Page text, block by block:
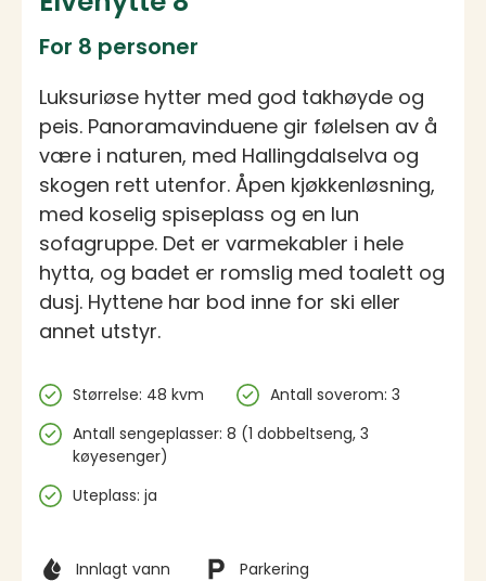
For 8 personer
Luksuriøse hytter med god takhøyde og
peis. Panoramavinduene gir følelsen av å
være i naturen, med Hallingdalselva og
skogen rett utenfor. Åpen kjøkkenløsning,
med koselig spiseplass og en lun
sofagruppe. Det er varmekabler i hele
hytta, og badet er romslig med toalett og
dusj. Hyttene har bod inne for ski eller
annet utstyr.
Spesifikasjoner
Størrelse: 48 kvm
Antall soverom: 3
Antall sengeplasser: 8 (1 dobbeltseng, 3
køyesenger)
Uteplass: ja
Fasiliteter
Innlagt vann
Parkering